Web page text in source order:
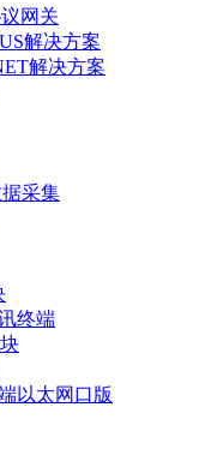
网关
解决方案
解决方案
采集
终端
以太网口版